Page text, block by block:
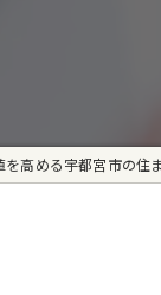
高める宇都宮市の住